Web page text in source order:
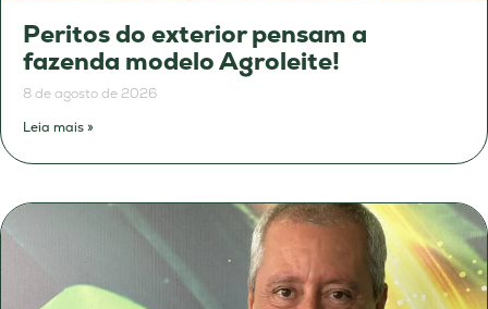
Peritos do exterior pensam a
fazenda modelo Agroleite!
8 de agosto de 2026
Leia mais »